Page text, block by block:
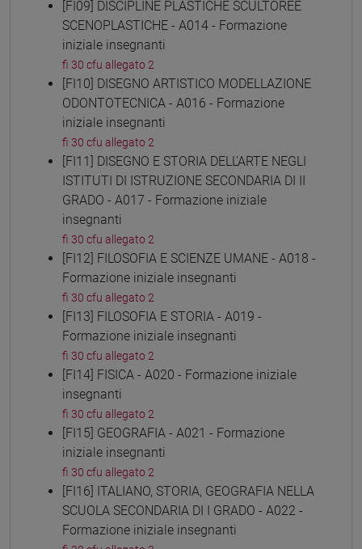
[FI09] DISCIPLINE PLASTICHE SCULTOREE
SCENOPLASTICHE - A014 - Formazione
iniziale insegnanti
fi 30 cfu allegato 2
[FI10] DISEGNO ARTISTICO MODELLAZIONE
ODONTOTECNICA - A016 - Formazione
iniziale insegnanti
fi 30 cfu allegato 2
[FI11] DISEGNO E STORIA DELL'ARTE NEGLI
ISTITUTI DI ISTRUZIONE SECONDARIA DI II
GRADO - A017 - Formazione iniziale
insegnanti
fi 30 cfu allegato 2
[FI12] FILOSOFIA E SCIENZE UMANE - A018 -
Formazione iniziale insegnanti
fi 30 cfu allegato 2
[FI13] FILOSOFIA E STORIA - A019 -
Formazione iniziale insegnanti
fi 30 cfu allegato 2
[FI14] FISICA - A020 - Formazione iniziale
insegnanti
fi 30 cfu allegato 2
[FI15] GEOGRAFIA - A021 - Formazione
iniziale insegnanti
fi 30 cfu allegato 2
[FI16] ITALIANO, STORIA, GEOGRAFIA NELLA
SCUOLA SECONDARIA DI I GRADO - A022 -
Formazione iniziale insegnanti